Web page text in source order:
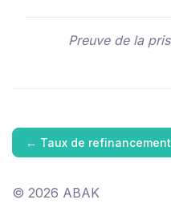
Preuve de la
← Taux de
© 2026 ABAK